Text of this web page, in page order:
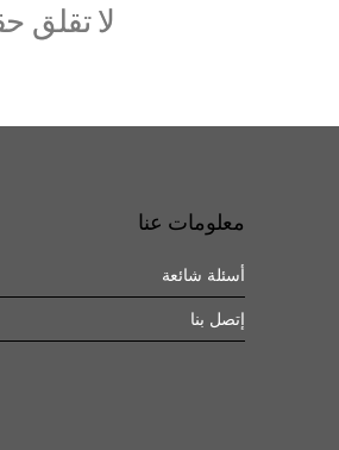
لا
معلومات عنا
أسئلة شائعة
إتصل بنا